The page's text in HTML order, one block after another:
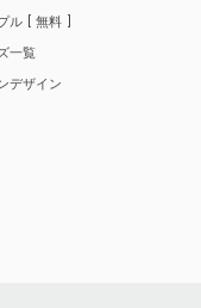
ル
無料
一覧
デザイン